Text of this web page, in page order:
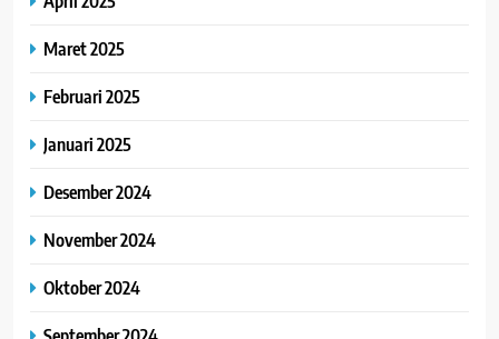
Maret 2025
Februari 2025
Januari 2025
Desember 2024
November 2024
Oktober 2024